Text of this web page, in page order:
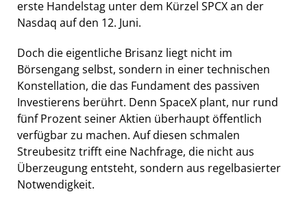
erste Handelstag unter dem Kürzel SPCX an der
Nasdaq auf den 12. Juni.
Doch die eigentliche Brisanz liegt nicht im
Börsengang selbst, sondern in einer technischen
Konstellation, die das Fundament des passiven
Investierens berührt. Denn SpaceX plant, nur rund
fünf Prozent seiner Aktien überhaupt öffentlich
verfügbar zu machen. Auf diesen schmalen
Streubesitz trifft eine Nachfrage, die nicht aus
Überzeugung entsteht, sondern aus regelbasierter
Notwendigkeit.